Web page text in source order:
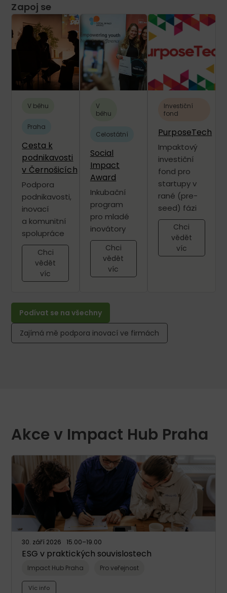
Zapoj se
V běhu
Praha
Cesta k
podnikavosti
v Černošicích​
Podpora
podnikavosti,
inovací
a komunitní
spolupráce
Chci
vědět
víc
V
běhu
Celostátní
Social
Impact
Award
Inkubační
program
pro mladé
inovátory
Chci
vědět
víc
Investiční
fond
PurposeTech
Impaktový
investiční
fond pro
startupy v
rané (pre-
seed) fázi
Chci
vědět
víc
Podívat se na všechny
Zajímá mě podpora inovací ve firmách
Akce v Impact Hub Praha
30. září 2026 15.00–19.00
ESG v praktických souvislostech
Impact Hub Praha Pro veřejnost
Víc info